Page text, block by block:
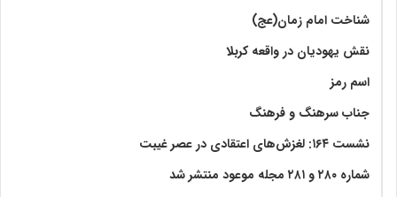
شناخت امام زمان(عج)
نقش یهودیان در واقعه کربلا
اسم رمز
جناب سرهنگ و فرهنگ
نشست ۱۶۴: لغزش‌های اعتقادی در عصر غیبت
شماره ۲۸۰ و ۲۸۱ مجله موعود منتشر شد